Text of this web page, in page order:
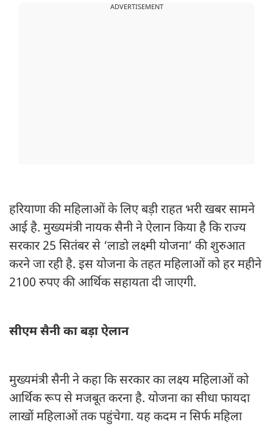
ADVERTISEMENT
हरियाणा की महिलाओं के लिए बड़ी राहत भरी खबर सामने
आई है. मुख्यमंत्री नायक सैनी ने ऐलान किया है कि राज्य
सरकार 25 सितंबर से ‘लाडो लक्ष्मी योजना’ की शुरुआत
करने जा रही है. इस योजना के तहत महिलाओं को हर महीने
2100 रुपए की आर्थिक सहायता दी जाएगी.
सीएम सैनी का बड़ा ऐलान
मुख्यमंत्री सैनी ने कहा कि सरकार का लक्ष्य महिलाओं को
आर्थिक रूप से मजबूत करना है. योजना का सीधा फायदा
लाखों महिलाओं तक पहुंचेगा. यह कदम न सिर्फ महिला